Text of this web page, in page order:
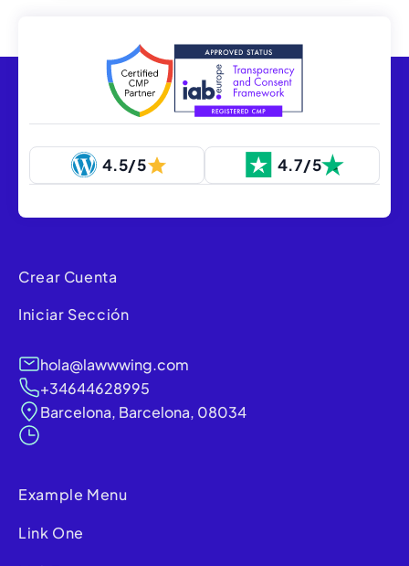
4.5/5 4.7/5
Crear Cuenta
Iniciar Sección
hola@lawwwing.com
+34644628995
Barcelona, Barcelona, 08034
Example Menu
Link One